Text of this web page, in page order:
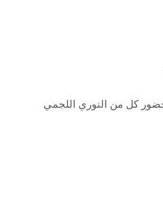
بحضور كل من النوري اللجمي